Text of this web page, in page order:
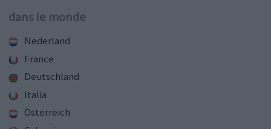
dans le monde
Nederland
France
Deutschland
Italia
Österreich